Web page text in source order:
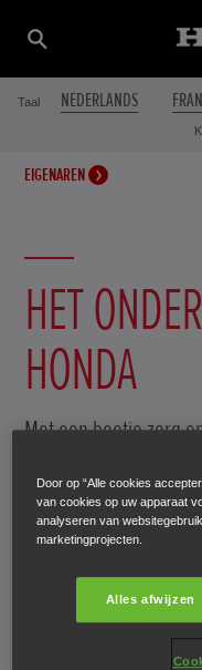
Taal NEDERLANDS
EIGENAREN
HET
HONDA
Met een beetje zorg
Service
Door op “Alle cookies
van cookies op uw apparaat
analyseren van
marketingprojecten.
Alles afwijzen